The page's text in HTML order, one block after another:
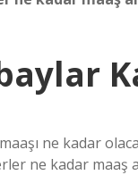
ne kadar
ne kadar maaş